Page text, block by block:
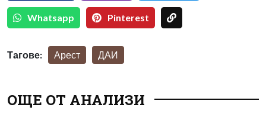
Whatsapp Pinterest
Тагове: Арест ДАИ
ОЩЕ ОТ АНАЛИЗИ